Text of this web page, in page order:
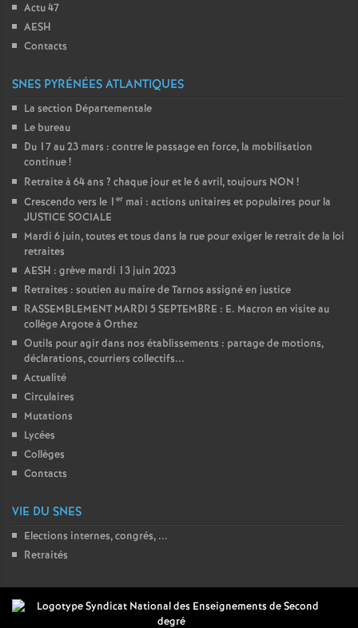
Actu 47
AESH
Contacts
SNES PYRÉNÉES ATLANTIQUES
La section Départementale
Le bureau
Du 17 au 23 mars : contre le passage en force, la mobilisation
continue!
Retraite à 64 ans ? chaque jour et le 6 avril, toujours NON !
Crescendo vers le 1 er mai : actions unitaires et populaires pour la
JUSTICE SOCIALE
Mardi 6 juin, toutes et tous dans la rue pour exiger le retrait de la loi
retraites
AESH : grève mardi 13 juin 2023
Retraites : soutien au maire de Tarnos assigné en justice
RASSEMBLEMENT MARDI 5 SEPTEMBRE : E. Macron en visite au
collège Argote à Orthez
Outils pour agir dans nos établissements : partage de motions,
déclarations, courriers collectifs...
Actualité
Circulaires
Mutations
Lycées
Collèges
Contacts
VIE DU SNES
Elections internes, congrés, ...
Retraités